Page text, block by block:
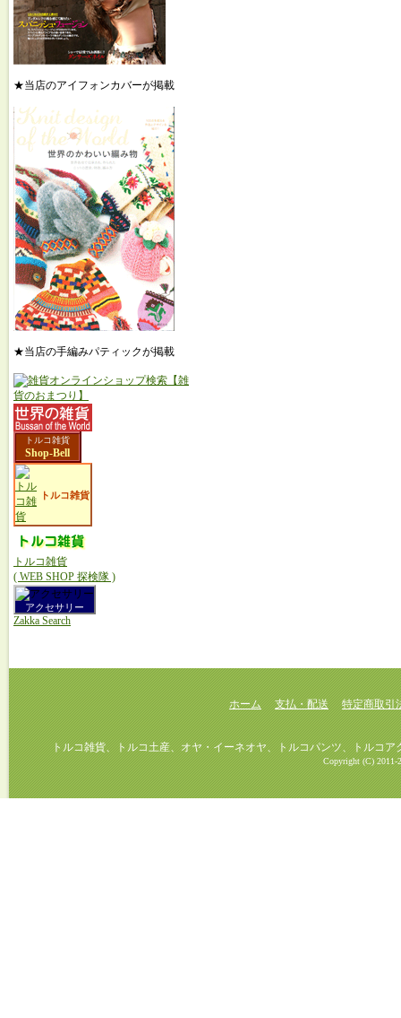
★当店のアイフォンカバーが掲載
★当店の手編みパティックが掲載
トルコ雑貨
Shop-Bell
トルコ雑貨
トルコ雑貨
( WEB SHOP 探検隊 )
アクセサリー
Zakka Search
ホーム 支払・配送 特定商取引
トルコ雑貨、トルコ土産、オヤ・イーネオヤ、トルコパンツ、トルコアク
Copyright (C) 2011-